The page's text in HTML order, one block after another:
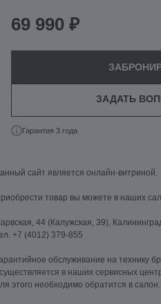
69 990 ₽
ЗАДАТЬ
Гарантия 3 года
сайт является онлайн-витриной.
товар вы можете в наших
44 (Калужская, 39),
+7 (4012) 379-855
обслуживание на технику
в наших сервисных
этого необходимо обратится в салон.